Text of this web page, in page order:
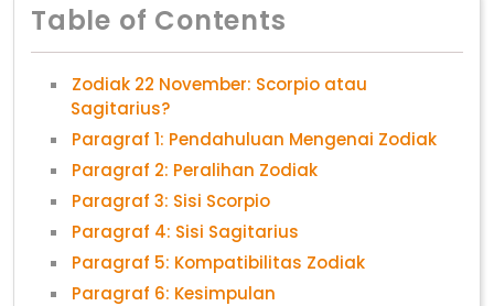
Table of Contents
Zodiak 22 November: Scorpio atau
Sagitarius?
Paragraf 1: Pendahuluan Mengenai Zodiak
Paragraf 2: Peralihan Zodiak
Paragraf 3: Sisi Scorpio
Paragraf 4: Sisi Sagitarius
Paragraf 5: Kompatibilitas Zodiak
Paragraf 6: Kesimpulan